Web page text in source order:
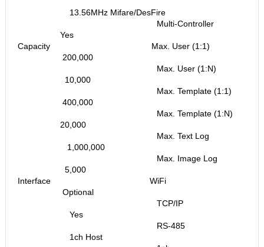
13.56MHz Mifare/DesFire
Multi-Controller
Yes
Capacity Max. User (1:1)
200,000
Max. User (1:N)
10,000
Max. Template (1:1)
400,000
Max. Template (1:N)
20,000
Max. Text Log
1,000,000
Max. Image Log
5,000
Interface WiFi
Optional
TCP/IP
Yes
RS-485
1ch Host